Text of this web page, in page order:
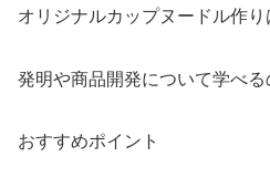
オリジナルカップヌードル作り
発明や商品開発について学べる
おすすめポイント